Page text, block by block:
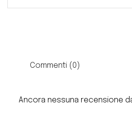
Commenti (0)
Ancora nessuna recensione